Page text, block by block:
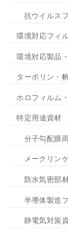
抗ウイルス
環境対応フィ
環境対応製品
ターポリン・
ホロフィルム
特定用途資材
分子勾配膜
メークリン
防水気密部
半導体製造
静電気対策